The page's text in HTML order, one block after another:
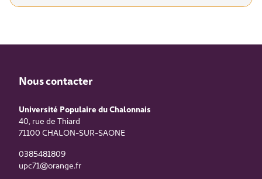
Nous contacter
Université Populaire du Chalonnais
40, rue de Thiard
71100 CHALON-SUR-SAONE
0385481809
upc71@orange.fr